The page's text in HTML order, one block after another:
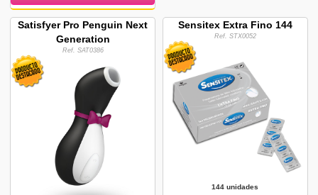
Satisfyer Pro Penguin Next
Generation
Ref. SAT0386
Sensitex Extra Fino 144
Ref. STX0052
144 unidades